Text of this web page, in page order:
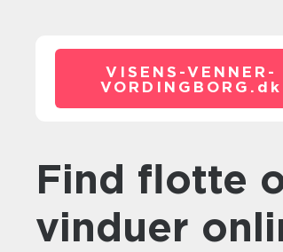
VISENS-VENNER-
VORDINGBORG. dk
Find flotte og funktionelle
vinduer